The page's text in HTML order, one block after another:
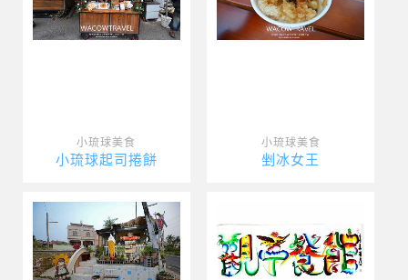
小琉球美食
小琉球起司捲餅
小琉球美食
剉冰女王